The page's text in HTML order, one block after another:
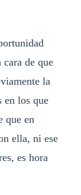
de que
la
en los que
que en
ella, ni ese
es hora